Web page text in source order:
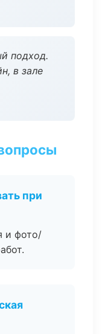
подход.
в зале
при
и фото/